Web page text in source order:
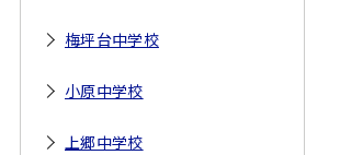
梅坪台中学校
小原中学校
上郷中学校